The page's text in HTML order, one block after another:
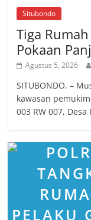
Situbondo
Tiga
Pokaan
Agustus 5, 2026
SITUBONDO, –
kawasan
003 RW 007,